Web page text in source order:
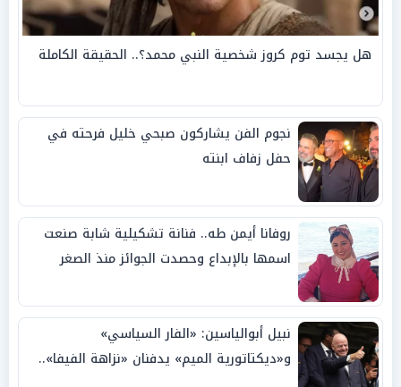
هل يجسد توم كروز شخصية النبي محمد؟.. الحقيقة الكاملة
نجوم الفن يشاركون صبحي خليل فرحته في
حفل زفاف ابنته
روفانا أيمن طه.. فنانة تشكيلية شابة صنعت
اسمها بالإبداع وحصدت الجوائز منذ الصغر
نبيل أبوالياسين: «الفار السياسي»
و«ديكتاتورية الميم» يدفنان «نزاهة الفيفا»..